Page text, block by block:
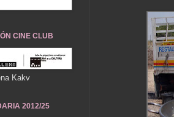
CINE CLUB
Kakv
2012/25